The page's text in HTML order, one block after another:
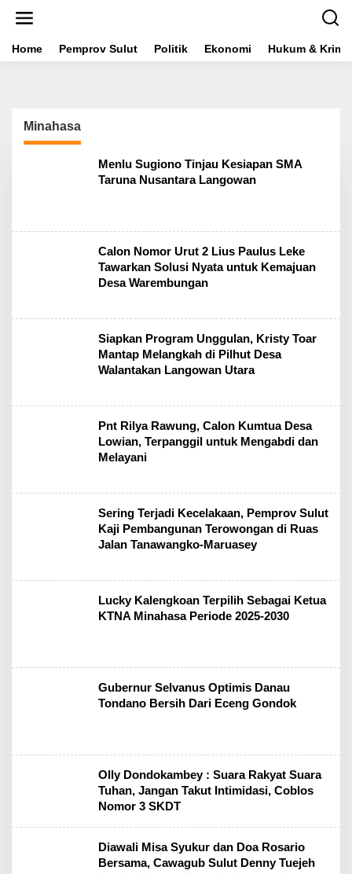
t
Home Pemprov Sulut Politik Ekonomi Hukum &
Minahasa
Menlu Sugiono Tinjau Kesiapan SMA
Taruna Nusantara Langowan
Calon Nomor Urut 2 Lius Paulus Leke
Tawarkan Solusi Nyata untuk Kemajuan
Desa Warembungan
Siapkan Program Unggulan, Kristy Toar
Mantap Melangkah di Pilhut Desa
Walantakan Langowan Utara
Pnt Rilya Rawung, Calon Kumtua Desa
Lowian, Terpanggil untuk Mengabdi dan
Melayani
Sering Terjadi Kecelakaan, Pemprov Sulut
Kaji Pembangunan Terowongan di Ruas
Jalan Tanawangko-Maruasey
Lucky Kalengkoan Terpilih Sebagai Ketua
KTNA Minahasa Periode 2025-2030
Gubernur Selvanus Optimis Danau
Tondano Bersih Dari Eceng Gondok
Olly Dondokambey : Suara Rakyat Suara
Tuhan, Jangan Takut Intimidasi, Coblos
Nomor 3 SKDT
Diawali Misa Syukur dan Doa Rosario
Bersama, Cawagub Sulut Denny Tuejeh